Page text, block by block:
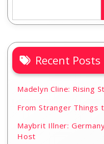
Recent Posts
Madelyn Cline: Rising
From Stranger Things
Maybrit Illner:
Host